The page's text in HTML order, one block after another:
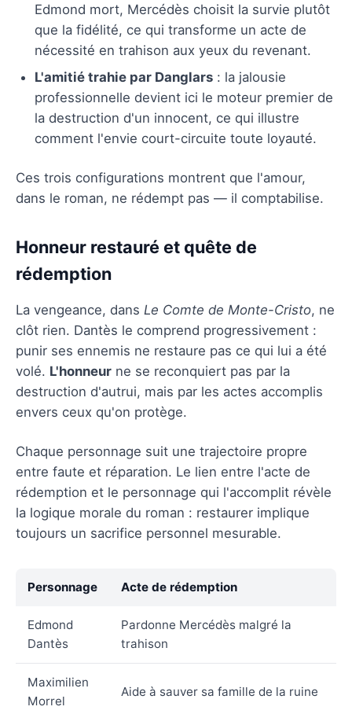
Edmond mort, Mercédès choisit la survie plutôt
que la fidélité, ce qui transforme un acte de
nécessité en trahison aux yeux du revenant.
L'amitié trahie par Danglars : la jalousie
professionnelle devient ici le moteur premier de
la destruction d'un innocent, ce qui illustre
comment l'envie court-circuite toute loyauté.
Ces trois configurations montrent que l'amour,
dans le roman, ne rédempt pas — il comptabilise.
Honneur restauré et quête de
rédemption
La vengeance, dans Le Comte de Monte-Cristo, ne
clôt rien. Dantès le comprend progressivement :
punir ses ennemis ne restaure pas ce qui lui a été
volé. L'honneur ne se reconquiert pas par la
destruction d'autrui, mais par les actes accomplis
envers ceux qu'on protège.
Chaque personnage suit une trajectoire propre
entre faute et réparation. Le lien entre l'acte de
rédemption et le personnage qui l'accomplit révèle
la logique morale du roman : restaurer implique
toujours un sacrifice personnel mesurable.
Personnage Acte de rédemption
Edmond
Dantès
Pardonne Mercédès malgré la
trahison
Maximilien
Morrel
Aide à sauver sa famille de la ruine